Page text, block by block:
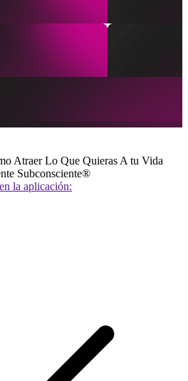
Atraer Lo Que Quieras A tu Vida
Subconsciente®
la aplicación: